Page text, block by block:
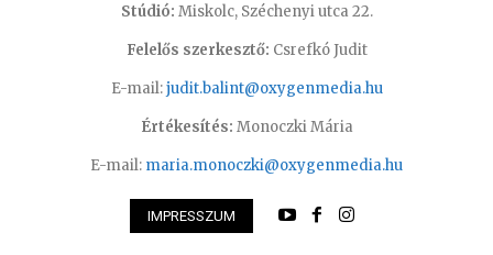
Stúdió: Miskolc, Széchenyi utca 22.
Felelős szerkesztő: Csrefkó Judit
E-mail:judit.balint@oxygenmedia.hu
Értékesítés: Monoczki Mária
E-mail: maria.monoczki@oxygenmedia.hu
IMPRESSZUM